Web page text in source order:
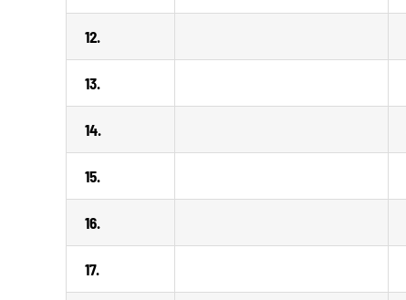
12.
13.
14.
15.
16.
17.